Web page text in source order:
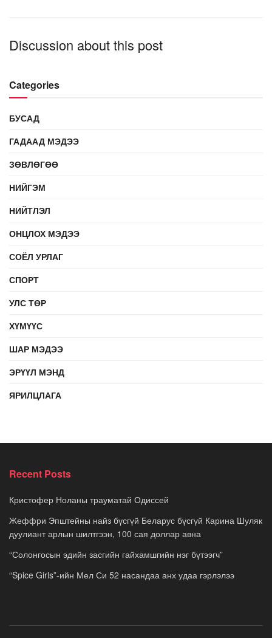
Discussion about this post
Categories
БУСАД
ГАДААД МЭДЭЭ
ЗӨВЛӨГӨӨ
НИЙГЭМ
НИЙТЛЭЛ
ОНЦЛОХ МЭДЭЭ
СОЁЛ УРЛАГ
СПОРТ
УЛС ТӨР
ХҮМҮҮС
ШАР МЭДЭЭ
ЭРҮҮЛ МЭНД
ЯРИЛЦЛАГА
Recent Posts
Кристофер Ноланы трауматай Одиссей
Жеффри Эпштейны найз бүсгүй Беларус бүсгүй Карина Шуляк
дуулиант арлын шилтгээн, 100 сая доллар авна
“Солонгосын эдийн засгийн гайхамшгийн нэг бүтээгч”
“Spice Girls”-ийн Мел Си 52 насандаа анх удаа гэрлэлээ